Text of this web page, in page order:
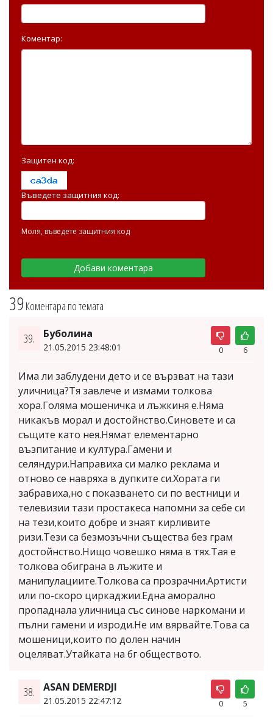
39Коментара по темата
39. Буболина
21.05.2015 23:48:01 0 6
Има ли заблудени дето и се вързват на тази
уличница?Тя завлече и измами толкова
хора.Голяма мошеничка и лъжкиня е.Няма
никакъв морал и достойнство.Синовете и са
същите като нея.Нямат елементарно
възпитание и култура.Гамени и
селяндури.Направиха си малко реклама и
отново се навряха в дупките си.Хората ги
забравиха,но с показването си по вестници и
телевизии тази простакеса напомни за себе си
на тези,които добре и знаят кирливите
ризи.Тези са безмозъчни същества без грам
достойнство.Нищо човешко няма в тях.Тая е
толкова обиграна в лъжите и
манипулациите.Толкова са прозрачни.Артисти
или по-скоро циркаджии.Една аморално
пропаднала уличница със синове наркомани и
пълни гамени и изроди.Не им вярвайте.Това са
мошеници,които по долен начин
оцеляват.Утайката на бг обществото.
38. ASAN DEMERDJI
21.05.2015 22:47:12 0 5
Коментар:
Защитен код:
Въведете защитния код:
Моля, въведете защитния код